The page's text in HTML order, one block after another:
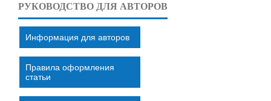
РУКОВОДСТВО ДЛЯ АВТОРОВ
Информация для авторов
Правила оформления
статьи